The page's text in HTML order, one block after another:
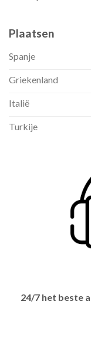
Plaatsen
Spanje
Griekenland
Italië
Turkije
24/7 het beste